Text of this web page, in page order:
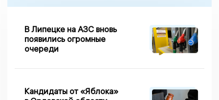
В Липецке на АЗС вновь
появились огромные
очереди
Кандидаты от «Яблока»